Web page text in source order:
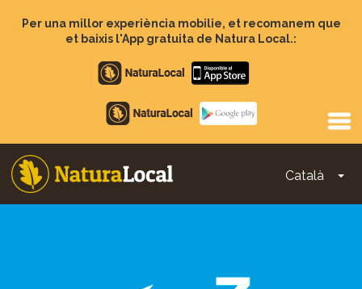
Per una millor experiència mobilie, et recomanem que
et baixis l'App gratuita de Natura Local.:
Apple
store
Google
Play
Català
Main